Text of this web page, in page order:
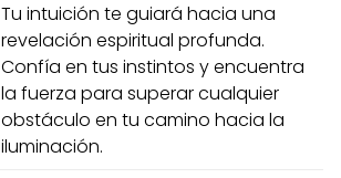
Tu intuición te guiará hacia una
revelación espiritual profunda.
Confía en tus instintos y encuentra
la fuerza para superar cualquier
obstáculo en tu camino hacia la
iluminación.